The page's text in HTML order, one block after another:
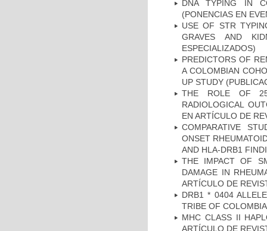
DNA TYPING IN
(PONENCIAS EN
USE OF STR
GRAVES AND
ESPECIALIZADOS)
PREDICTORS OF
A COLOMBIAN
UP STUDY
THE ROLE OF
RADIOLOGICAL
EN ARTÍCULO DE
COMPARATIVE
ONSET
AND HLA-DRB1
THE IMPACT OF
DAMAGE IN
ARTÍCULO DE
DRB1 * 0404
TRIBE OF
MHC CLASS II
ARTÍCULO DE